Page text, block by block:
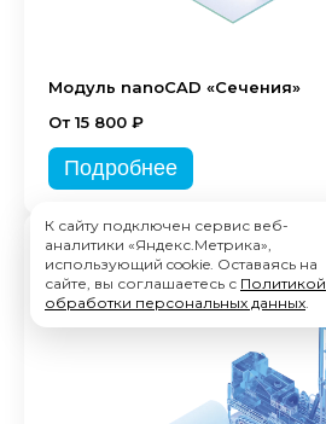
Модуль nanoCAD «Сечения»
От 15 800 ₽
Подробнее
К сайту подключен сервис веб-
аналитики «Яндекс.Метрика»,
использующий cookie. Оставаясь на
сайте, вы соглашаетесь с Политикой
обработки персональных данных.